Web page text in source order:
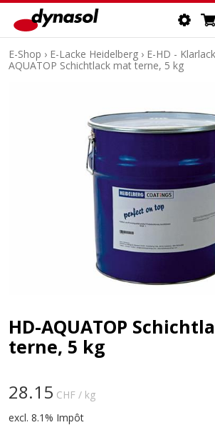
E-Shop › E-Lacke Heidelberg › E-HD -
AQUATOP Schichtlack mat terne, 5 kg
HD-AQUATOP
terne, 5 kg
28.15 CHF / kg
excl. 8.1% Impôt